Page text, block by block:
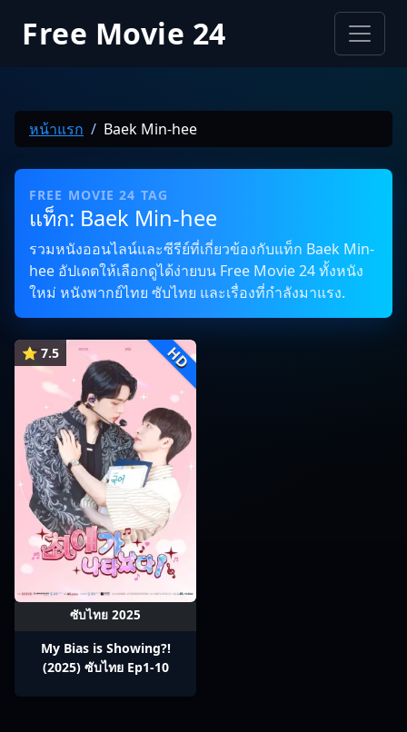
Free Movie 24
หน้าแรก Baek Min-hee
FREE MOVIE 24 TAG
แท็ก: Baek Min-hee
รวมหนังออนไลน์และซีรีย์ที่เกี่ยวข้องกับแท็ก Baek Min-
hee อัปเดตให้เลือกดูได้ง่ายบน Free Movie 24 ทั้งหนัง
ใหม่ หนังพากย์ไทย ซับไทย และเรื่องที่กำลังมาแรง.
⭐ 7.5 HD
ซับไทย 2025
My Bias is Showing?!
(2025) ซับไทย Ep1-10